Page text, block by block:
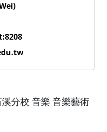
分校 音樂 音樂藝術